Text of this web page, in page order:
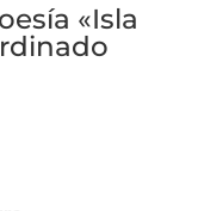
«Isla